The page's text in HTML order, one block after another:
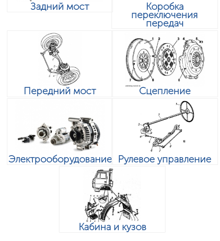
Задний мост Коробка
переключения
передач
Передний мост Сцепление
Электрооборудование Рулевое управление
Кабина и кузов